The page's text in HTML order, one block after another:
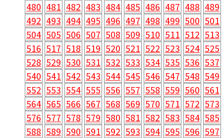
480 481 482 483 484 485 486 487 488 489
492 493 494 495 496 497 498 499 500 501
504 505 506 507 508 509 510 511 512 513
516 517 518 519 520 521 522 523 524 525
528 529 530 531 532 533 534 535 536 537
540 541 542 543 544 545 546 547 548 549
552 553 554 555 556 557 558 559 560 561
564 565 566 567 568 569 570 571 572 573
576 577 578 579 580 581 582 583 584 585
588 589 590 591 592 593 594 595 596 597